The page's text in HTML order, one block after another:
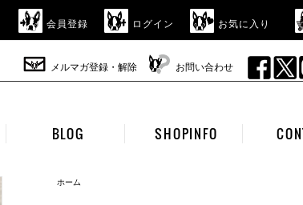
会員登録 ログイン お気に入り
メルマガ登録・解除 お問い合わせ
BLOG SHOPINFO
ホーム